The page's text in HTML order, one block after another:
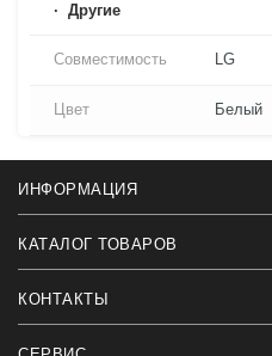
Другие
Совместимость LG
Цвет Белый
ИНФОРМАЦИЯ
КАТАЛОГ ТОВАРОВ
КОНТАКТЫ